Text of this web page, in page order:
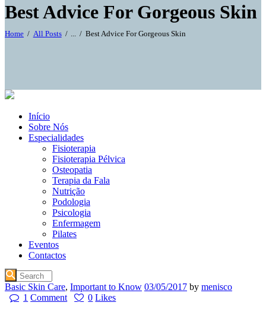
Best Advice For Gorgeous Skin
Home All Posts Best Advice For Gorgeous Skin
Início
Sobre Nós
Especialidades
Fisioterapia
Fisioterapia Pélvica
Osteopatia
Terapia da Fala
Nutrição
Podologia
Psicologia
Enfermagem
Pilates
Eventos
Contactos
Basic Skin Care, Important to Know 03/05/2017 by menisco
1 Comment 0 Likes